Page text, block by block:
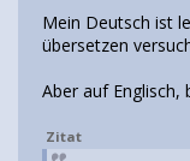
Mein Deutsch ist
übersetzen
Aber auf Englisch,
Zitat